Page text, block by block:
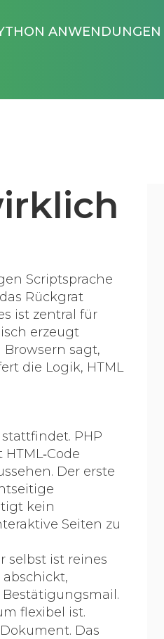
ANWENDUNGEN
Scriptsprache
Rückgrat
ist zentral für
erzeugt
Browsern sagt,
die Logik, HTML
PHP
Der erste
kein
Seiten zu
selbst ist reines
abschickt,
flexibel ist.
Das